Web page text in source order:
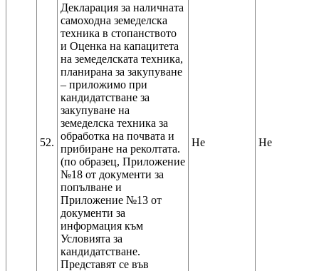
52.
Декларация за наличната
самоходна земеделска
техника в стопанството
и Оценка на капацитета
на земеделската техника,
планирана за закупуване
– приложимо при
кандидатстване за
закупуване на
земеделска техника за
обработка на почвата и
прибиране на реколтата.
(по образец, Приложение
№18 от документи за
попълване и
Приложение №13 от
документи за
информация към
Условията за
кандидатстване.
Представят се във
Не Не